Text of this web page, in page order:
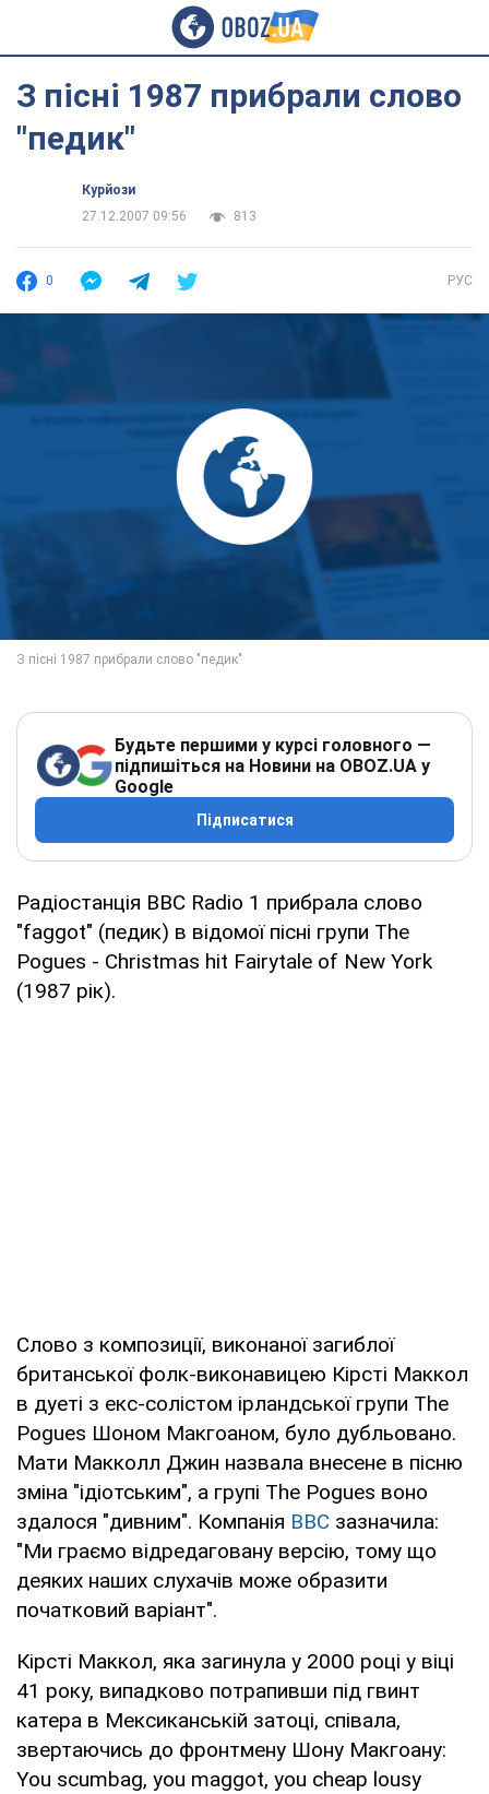
З пісні 1987 прибрали слово
"педик"
Курйози
27.12.2007 09:56
813
0 РУС
Будьте першими у курсі головного —
підпишіться на Новини на OBOZ.UA у
Google
Підписатися
Радіостанція BBC Radio 1 прибрала слово
"faggot" (педик) в відомої пісні групи The
Pogues - Christmas hit Fairytale of New York
(1987 рік).
Слово з композиції, виконаної загиблої
британської фолк-виконавицею Кірсті Маккол
в дуеті з екс-солістом ірландської групи The
Pogues Шоном Макгоаном, було дубльовано.
Мати Макколл Джин назвала внесене в пісню
зміна "ідіотським", а групі The Pogues воно
здалося "дивним". Компанія BBC зазначила:
"Ми граємо відредаговану версію, тому що
деяких наших слухачів може образити
початковий варіант".
Кірсті Маккол, яка загинула у 2000 році у віці
41 року, випадково потрапивши під гвинт
катера в Мексиканській затоці, співала,
звертаючись до фронтмену Шону Макгоану:
You scumbag, you maggot, you cheap lousy